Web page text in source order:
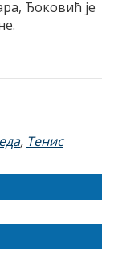
Ђоковић је
, Тенис